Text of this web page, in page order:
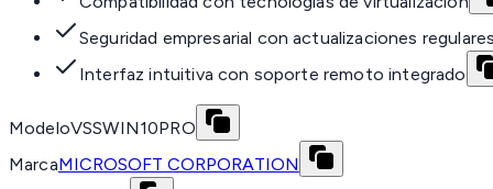
Seguridad empresarial con actualizaciones
Interfaz intuitiva con soporte remoto integrado
ModeloVSSWIN10PRO
MarcaMICROSOFT CORPORATION